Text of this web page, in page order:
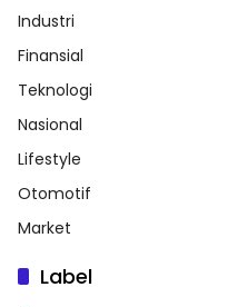
Industri
Finansial
Teknologi
Nasional
Lifestyle
Otomotif
Market
Label